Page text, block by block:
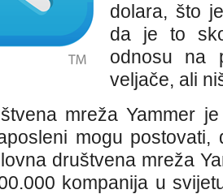
dolara, što
da je to
odnosu na
veljače, ali
mreža Yammer
mogu
društvena mreža
kompanija u